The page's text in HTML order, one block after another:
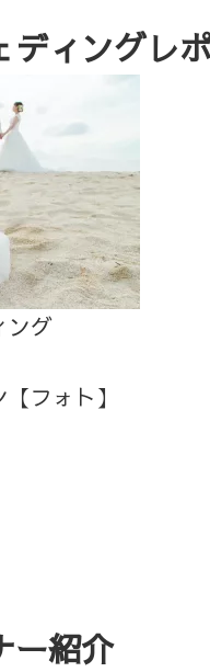
ディングレ
ング
フォト】
ー紹介